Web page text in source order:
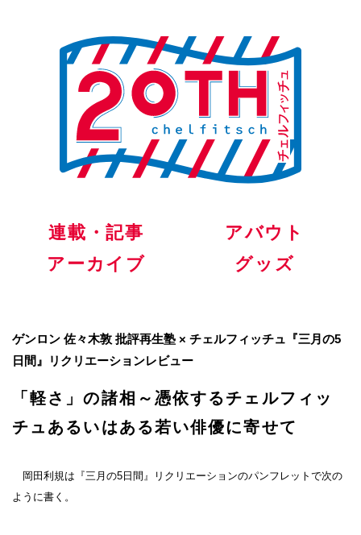
連載・記事
アバウト
アーカイブ
グッズ
ゲンロン 佐々木敦 批評再生塾 × チェルフィッチュ『三月の5
日間』リクリエーションレビュー
「軽さ」の諸相～憑依するチェルフィッ
チュあるいはある若い俳優に寄せて
岡田利規は『三月の5日間』リクリエーションのパンフレットで次の
ように書く。